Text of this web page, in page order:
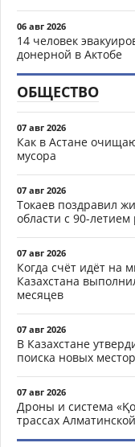
06 авг 2026
14 человек
донерной в Актобе
ОБЩЕСТВО
07 авг 2026
Как в Астане
мусора
07 авг 2026
Токаев поздравил
области с 90-летием
07 авг 2026
Когда счёт идёт на
Казахстана
месяцев
07 авг 2026
В Казахстане
поиска новых
07 авг 2026
Дроны и система
трассах